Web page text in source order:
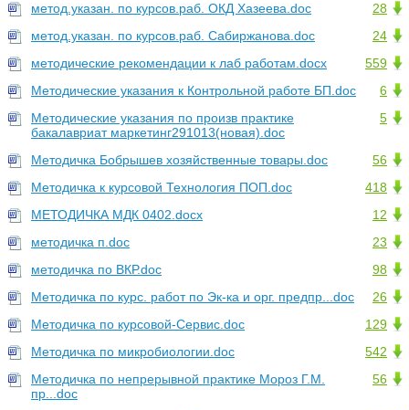
28
метод.указан. по курсов.раб. ОКД Хазеева.doc
24
метод.указан. по курсов.раб. Сабиржанова.doc
559
методические рекомендации к лаб работам.docx
6
Методические указания к Контрольной работе БП.doc
5
Методические указания по произв практике
бакалавриат маркетинг291013(новая).doc
56
Методичка Бобрышев хозяйственные товары.doc
418
Методичка к курсовой Технология ПОП.doc
12
МЕТОДИЧКА МДК 0402.docx
23
методичка п.doc
98
методичка по ВКР.doc
26
Методичка по курс. работ по Эк-ка и орг. предпр...doc
129
Методичка по курсовой-Сервис.doc
542
Методичка по микробиологии.doc
56
Методичка по непрерывной практике Мороз Г.М.
пр...doc